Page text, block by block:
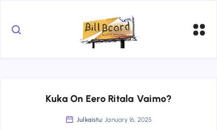
Kuka On Eero Ritala Vaimo?
Julkaistu: January 16, 2025